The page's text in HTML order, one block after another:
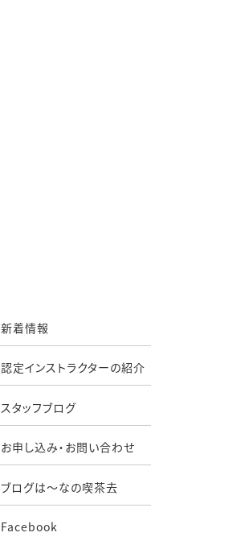
新着情報
認定インストラクターの紹介
スタッフブログ
お申し込み・お問い合わせ
ブログは〜なの喫茶去
Facebook